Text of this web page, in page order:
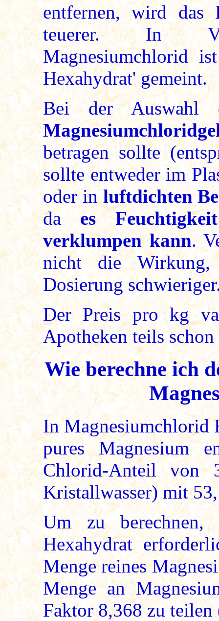
entfernen, wird das
teuerer. In
Magnesiumchlorid
Hexahydrat' gemeint.
Bei der Auswahl
betragen sollte
sollte entweder im
oder inluftdichten
daes
verklumpen kann.
nicht die Wirkung,
Dosierung
Der Preis pro kg
Apotheken teils
Wie berechne ich
In Magnesiumchlorid
pures Magnesium
Chlorid-Anteil von
Kristallwasser) mit
Um zu berechnen,
Hexahydrat
Menge reines
Menge an
Faktor 8,368 zu